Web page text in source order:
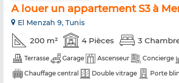
A louer un appartement S3 à
El Menzah 9, Tunis
200 m² 4 Pièces 3
Terrasse Garage Ascenseur Concierge
Chauffage central
Double vitrage Porte